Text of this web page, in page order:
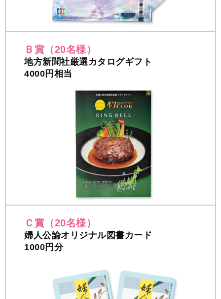
Ｂ賞（20名様）
地方新聞社厳選カタログギフト
4000円相当
Ｃ賞（20名様）
婦人公論オリジナル図書カード
1000円分